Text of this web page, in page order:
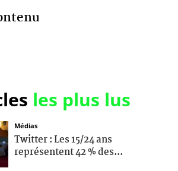
les plus lus
Médias
Twitter : Les 15/24 ans
représentent 42 % des...